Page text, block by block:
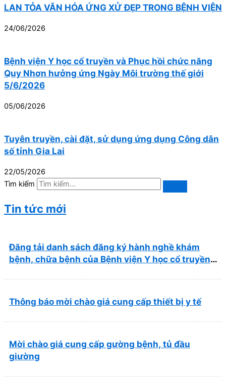
LAN TỎA VĂN HÓA ỨNG XỬ ĐẸP TRONG BỆNH VIỆN
24/06/2026
Bệnh viện Y học cổ truyền và Phục hồi chức năng
Quy Nhơn hưởng ứng Ngày Môi trường thế giới
5/6/2026
05/06/2026
Tuyên truyền, cài đặt, sử dụng ứng dụng Công dân
số tỉnh Gia Lai
22/05/2026
Tìm kiếm
Tin tức mới
Đăng tải danh sách đăng ký hành nghề khám
bệnh, chữa bệnh của Bệnh viện Y học cổ truyền
Thông báo mời chào giá cung cấp thiết bị y tế
Mời chào giá cung cấp gường bệnh, tủ đầu
giường